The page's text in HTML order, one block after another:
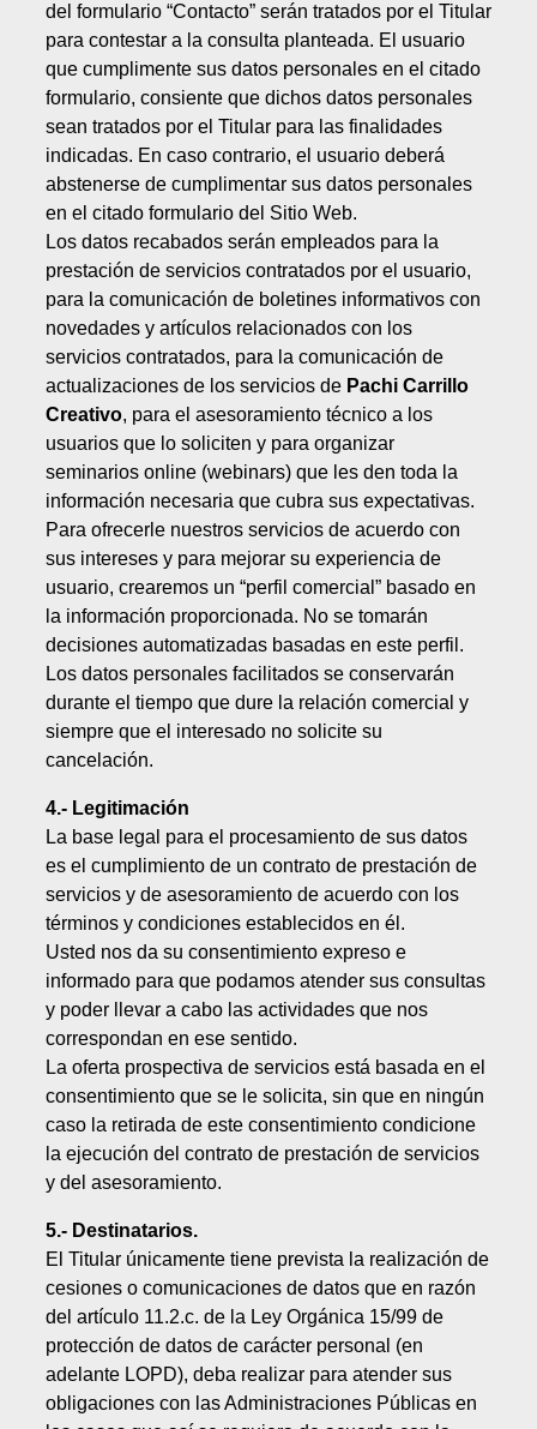
del formulario “Contacto” serán tratados por el Titular
para contestar a la consulta planteada. El usuario
que cumplimente sus datos personales en el citado
formulario, consiente que dichos datos personales
sean tratados por el Titular para las finalidades
indicadas. En caso contrario, el usuario deberá
abstenerse de cumplimentar sus datos personales
en el citado formulario del Sitio Web.
Los datos recabados serán empleados para la
prestación de servicios contratados por el usuario,
para la comunicación de boletines informativos con
novedades y artículos relacionados con los
servicios contratados, para la comunicación de
actualizaciones de los servicios de Pachi Carrillo
Creativo, para el asesoramiento técnico a los
usuarios que lo soliciten y para organizar
seminarios online (webinars) que les den toda la
información necesaria que cubra sus expectativas.
Para ofrecerle nuestros servicios de acuerdo con
sus intereses y para mejorar su experiencia de
usuario, crearemos un “perfil comercial” basado en
la información proporcionada. No se tomarán
decisiones automatizadas basadas en este perfil.
Los datos personales facilitados se conservarán
durante el tiempo que dure la relación comercial y
siempre que el interesado no solicite su
cancelación.
4.- Legitimación
La base legal para el procesamiento de sus datos
es el cumplimiento de un contrato de prestación de
servicios y de asesoramiento de acuerdo con los
términos y condiciones establecidos en él.
Usted nos da su consentimiento expreso e
informado para que podamos atender sus consultas
y poder llevar a cabo las actividades que nos
correspondan en ese sentido.
La oferta prospectiva de servicios está basada en el
consentimiento que se le solicita, sin que en ningún
caso la retirada de este consentimiento condicione
la ejecución del contrato de prestación de servicios
y del asesoramiento.
5.- Destinatarios.
El Titular únicamente tiene prevista la realización de
cesiones o comunicaciones de datos que en razón
del artículo 11.2.c. de la Ley Orgánica 15/99 de
protección de datos de carácter personal (en
adelante LOPD), deba realizar para atender sus
obligaciones con las Administraciones Públicas en